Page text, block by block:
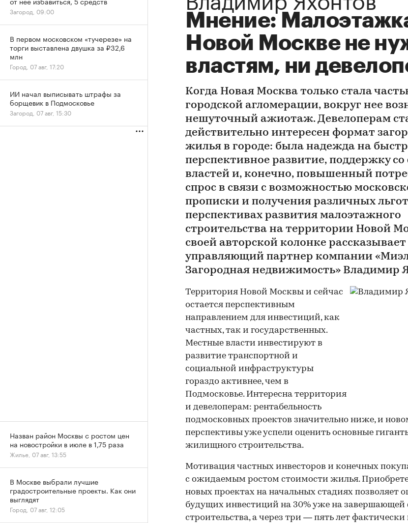
Мнение:
Новой Москве не
властям, ни
Когда Новая Москва только стала
городской агломерации, вокруг нее
нешуточный ажиотаж. Девелоперам
действительно интересен формат
жилья в городе: была надежда на
перспективное развитие, поддержку
властей и, конечно, повышенный
спрос в связи с возможностью
прописки и получения различных
перспективах развития малоэтажного
строительства на территории Новой
своей авторской колонке рассказывает
управляющий партнер компании
Загородная недвижимость» Владимир
Территория Новой Москвы и сейчас
остается перспективным
направлением для инвестиций, как
частных, так и государственных.
Местные власти инвестируют в
развитие транспортной и
социальной инфраструктуры
гораздо активнее, чем в
Подмосковье. Интересна территория
и девелоперам: рентабельность
подмосковных проектов значительно ниже, и
перспективы уже успели оценить основные
жилищного строительства.
Мотивация частных инвесторов и конечных
с ожидаемым ростом стоимости жилья.
новых проектах на начальных стадиях позволяет
будущих инвестиций на 30% уже на завершающей
строительства, а через три — пять лет
Загород, 09:00
В первом московском «тучерезе» на
торги выставлена двушка за ₽32,6
млн
Город, 07 авг, 17:20
ИИ начал выписывать штрафы за
борщевик в Подмосковье
Загород, 07 авг, 15:30
Назван район Москвы с ростом цен
на новостройки в июле в 1,75 раза
Жилье, 07 авг, 13:55
В Москве выбрали лучшие
градостроительные проекты. Как они
выглядят
Город, 07 авг, 12:05